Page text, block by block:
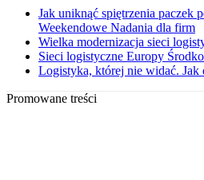
Jak uniknąć spiętrzenia paczek
Weekendowe Nadania dla firm
Wielka modernizacja sieci
Sieci logistyczne Europy
Logistyka, której nie widać. Jak
Promowane treści